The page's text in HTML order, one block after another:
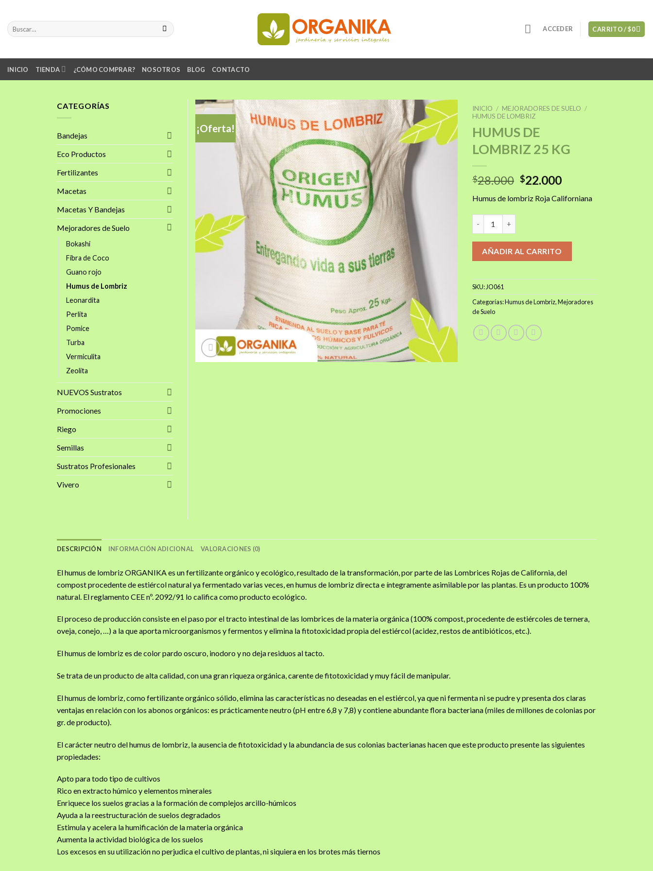
content
Buscar
por:
ACCEDER CARRITO /$0
INICIO TIENDA ¿CÓMO COMPRAR? NOSOTROS BLOG CONTACTO
¡Oferta!
Añadir
INICIO / MEJORADORES DE SUELO /
HUMUS DE LOMBRIZ
HUMUS DE
LOMBRIZ 25 KG
$28.000 El
original
$22.000El
actual
Humus de lombriz Roja Californiana
AÑADIR AL CARRITO
SKU: JO061
Categorías:Humus de Lombriz,Mejoradores
de Suelo
CATEGORÍAS
Bandejas
Eco Productos
Fertilizantes
Macetas
Macetas Y Bandejas
Mejoradores de Suelo
Bokashi
Fibra de Coco
Guano rojo
Humus de Lombriz
Leonardita
Perlita
Pomice
Turba
Vermiculita
Zeolita
NUEVOS Sustratos
Promociones
Riego
Semillas
Sustratos Profesionales
Vivero
DESCRIPCIÓN INFORMACIÓN ADICIONAL VALORACIONES (0)
El humus de lombriz ORGANIKA es un fertilizante orgánico y ecológico, resultado de la transformación, por parte de las Lombrices Rojas de California, del
compost procedente de estiércol natural ya fermentado varias veces, en humus de lombriz directa e íntegramente asimilable por las plantas. Es un producto 100%
natural. El reglamento CEE nº. 2092/91 lo califica como producto ecológico.
El proceso de producción consiste en el paso por el tracto intestinal de las lombrices de la materia orgánica (100% compost, procedente de estiércoles de ternera,
oveja, conejo, …) a la que aporta microorganismos y fermentos y elimina la fitotoxicidad propia del estiércol (acidez, restos de antibióticos, etc.).
El humus de lombriz es de color pardo oscuro, inodoro y no deja residuos al tacto.
Se trata de un producto de alta calidad, con una gran riqueza orgánica, carente de fitotoxicidad y muy fácil de manipular.
El humus de lombriz, como fertilizante orgánico sólido, elimina las características no deseadas en el estiércol, ya que ni fermenta ni se pudre y presenta dos claras
ventajas en relación con los abonos orgánicos: es prácticamente neutro (pH entre 6,8 y 7,8) y contiene abundante flora bacteriana (miles de millones de colonias por
gr. de producto).
El carácter neutro del humus de lombriz, la ausencia de fitotoxicidad y la abundancia de sus colonias bacterianas hacen que este producto presente las siguientes
propiedades:
Apto para todo tipo de cultivos
Rico en extracto húmico y elementos minerales
Enriquece los suelos gracias a la formación de complejos arcillo-húmicos
Ayuda a la reestructuración de suelos degradados
Estimula y acelera la humificación de la materia orgánica
Aumenta la actividad biológica de los suelos
Los excesos en su utilización no perjudica el cultivo de plantas, ni siquiera en los brotes más tiernos